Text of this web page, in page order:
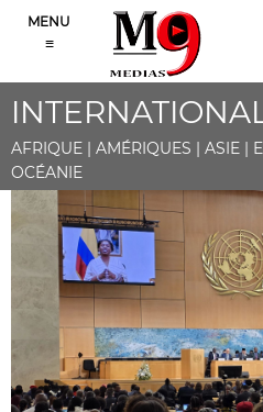
MENU
≡
AFRIQUE | AMÉRIQUES | ASIE |
OCÉANIE